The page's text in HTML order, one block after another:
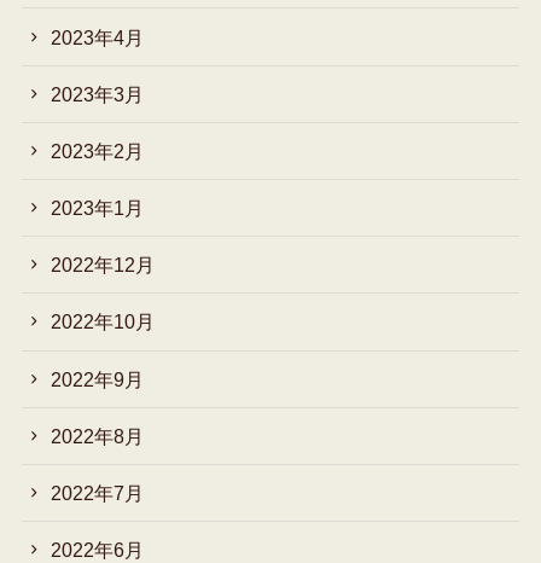
2023年4月
2023年3月
2023年2月
2023年1月
2022年12月
2022年10月
2022年9月
2022年8月
2022年7月
2022年6月